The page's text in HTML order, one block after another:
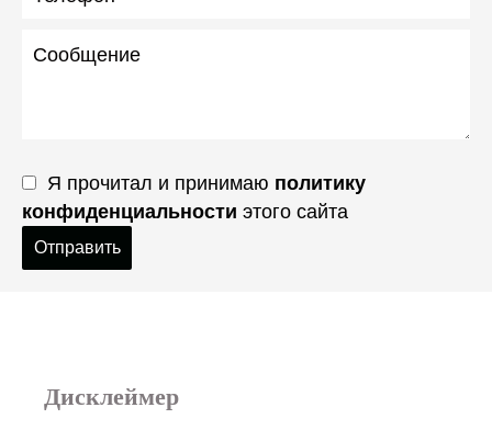
Я прочитал и принимаю политику
конфиденциальности этого сайта
Отправить
Дисклеймер